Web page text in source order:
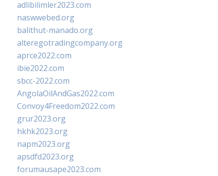
adlibilimler2023.com
naswwebed.org
balithut-manado.org
alteregotradingcompany.org
aprce2022.com
ibie2022.com
sbcc-2022.com
AngolaOilAndGas2022.com
Convoy4Freedom2022.com
grur2023.org
hkhk2023.org
napm2023.org
apsdfd2023.org
forumausape2023.com